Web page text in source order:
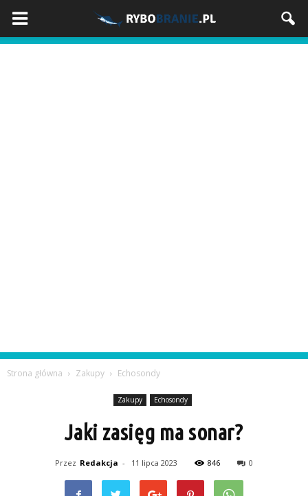
Strona główna Zakupy Echosondy
Zakupy Echosondy
Jaki zasięg ma sonar?
Przez Redakcja - 11 lipca 2023 846 0